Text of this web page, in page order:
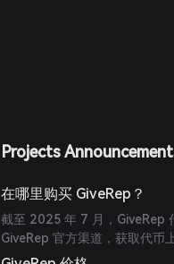
Projects
在哪里购买 GiveRep？
截至 2025 年 7 月，GiveRep
GiveRep 官方渠道，获取代币